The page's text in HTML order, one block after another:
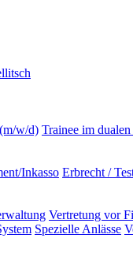
w/d) Trainee im
Inkasso Erbrecht /
Vertretung vor
Spezielle Anlässe